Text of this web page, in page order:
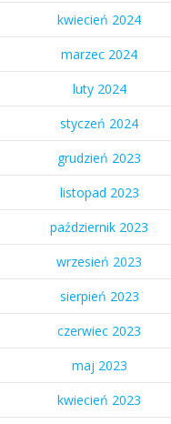
kwiecień 2024
marzec 2024
luty 2024
styczeń 2024
grudzień 2023
listopad 2023
październik 2023
wrzesień 2023
sierpień 2023
czerwiec 2023
maj 2023
kwiecień 2023